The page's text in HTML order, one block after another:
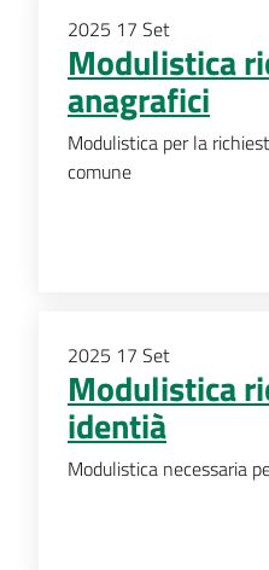
2025 17 Set
Modulistica
anagrafici
Modulistica per la
comune
2025 17 Set
Modulistica
identià
Modulistica necessaria